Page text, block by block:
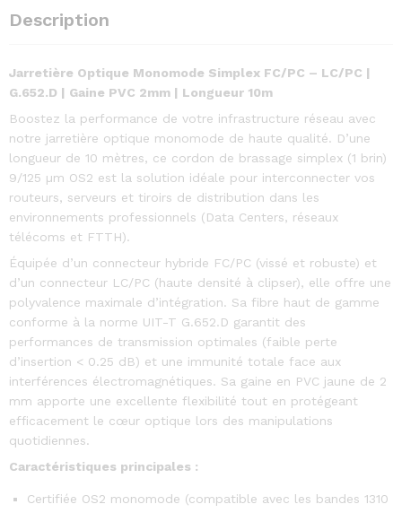
Description
Jarretière Optique Monomode Simplex FC/PC – LC/PC |
G.652.D | Gaine PVC 2mm | Longueur 10m
Boostez la performance de votre infrastructure réseau avec
notre jarretière optique monomode de haute qualité. D’une
longueur de 10 mètres, ce cordon de brassage simplex (1 brin)
9/125 µm OS2 est la solution idéale pour interconnecter vos
routeurs, serveurs et tiroirs de distribution dans les
environnements professionnels (Data Centers, réseaux
télécoms et FTTH).
Équipée d’un connecteur hybride FC/PC (vissé et robuste) et
d’un connecteur LC/PC (haute densité à clipser), elle offre une
polyvalence maximale d’intégration. Sa fibre haut de gamme
conforme à la norme UIT-T G.652.D garantit des
performances de transmission optimales (faible perte
d’insertion < 0.25 dB) et une immunité totale face aux
interférences électromagnétiques. Sa gaine en PVC jaune de 2
mm apporte une excellente flexibilité tout en protégeant
efficacement le cœur optique lors des manipulations
quotidiennes.
Caractéristiques principales :
Certifiée OS2 monomode (compatible avec les bandes 1310